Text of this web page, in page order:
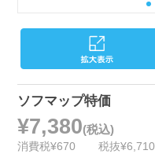
ソフマップ特価
¥7,380(税込)
消費税¥670 税抜¥6,710